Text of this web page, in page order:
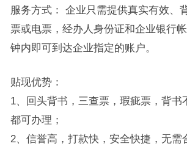
服务方式： 企业只需提供真实有效、
票或电票，经办人身份证和企业银行
钟内即可到达企业指定的账户。
贴现优势：
1、回头背书，三查票，瑕疵票，背书
都可办理；
2、信誉高，打款快，安全快捷，无需